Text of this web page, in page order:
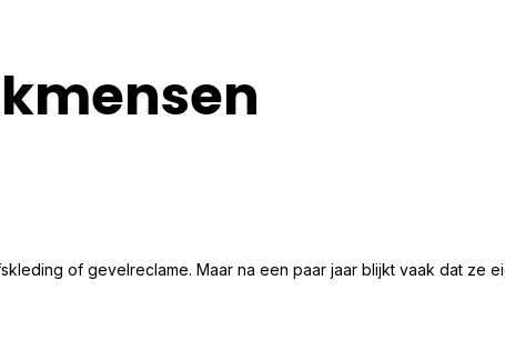
of gevelreclame. Maar na een paar jaar blijkt vaak dat ze